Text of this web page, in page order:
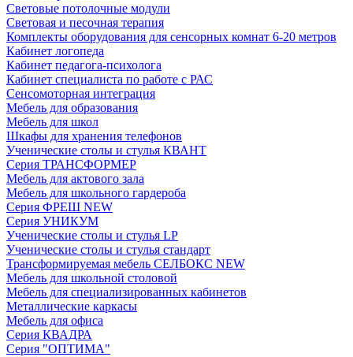
Световые потолочные модули
Световая и песочная терапия
Комплекты оборудования для сенсорных комнат 6-20 метров
Кабинет логопеда
Кабинет педагога-психолога
Кабинет специалиста по работе с РАС
Сенсомоторная интеграция
Мебель для образования
Мебель для школ
Шкафы для хранения телефонов
Ученические столы и стулья КВАНТ
Серия ТРАНСФОРМЕР
Мебель для актового зала
Мебель для школьного гардероба
Серия ФРЕШ NEW
Серия УНИКУМ
Ученические столы и стулья LP
Ученические столы и стулья стандарт
Трансформируемая мебель СЕЛБОКС NEW
Мебель для школьной столовой
Мебель для специализированных кабинетов
Металлические каркасы
Мебель для офиса
Серия КВАДРА
Серия "ОПТИМА"